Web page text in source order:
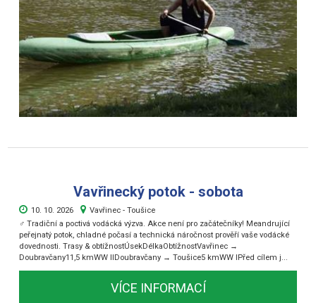
Vavřinecký potok - sobota
10. 10. 2026
Vavřinec - Toušice
‍♂️ Tradiční a poctivá vodácká výzva. Akce není pro začátečníky! Meandrující
peřejnatý potok, chladné počasí a technická náročnost prověří vaše vodácké
dovednosti. Trasy & obtížnostÚsekDélkaObtížnostVavřinec →
Doubravčany11,5 kmWW IIDoubravčany → Toušice5 kmWW IPřed cílem j...
VÍCE INFORMACÍ